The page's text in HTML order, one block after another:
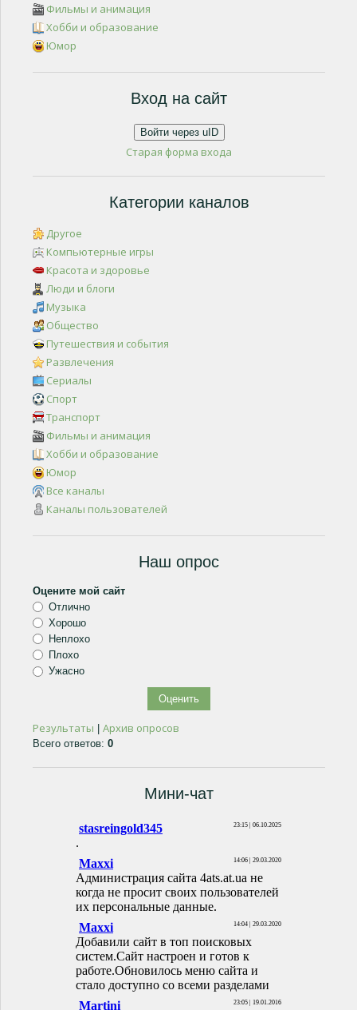
Фильмы и анимация
Хобби и образование
Юмор
Вход на сайт
Войти через uID
Старая форма входа
Категории каналов
Другое
Компьютерные игры
Красота и здоровье
Люди и блоги
Музыка
Общество
Путешествия и события
Развлечения
Сериалы
Спорт
Транспорт
Фильмы и анимация
Хобби и образование
Юмор
Все каналы
Каналы пользователей
Наш опрос
Оцените мой сайт
Отлично
Хорошо
Неплохо
Плохо
Ужасно
Результаты | Архив опросов
Всего ответов: 0
Мини-чат